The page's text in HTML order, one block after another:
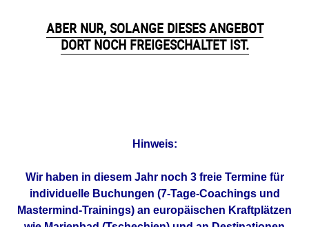
ABER NUR, SOLANGE DIESES ANGEBOT
DORT NOCH FREIGESCHALTET IST.
Hinweis:
Wir haben in diesem Jahr noch 3 freie Termine für
individuelle Buchungen (7-Tage-Coachings und
Mastermind-Trainings) an europäischen Kraftplätzen